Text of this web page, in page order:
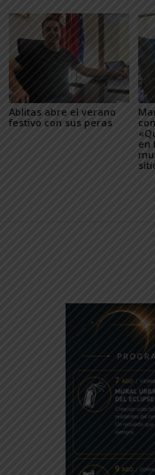
Ablitas abre el verano
festivo con sus peras
en